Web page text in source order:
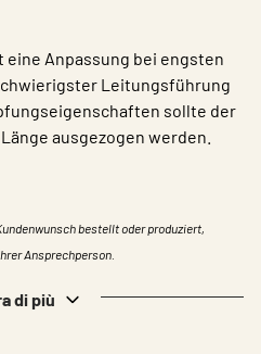
Anpassung bei engsten
Leitungsführung
sollte der
ausgezogen werden.
bestellt oder produziert,
Ansprechperson.
di più